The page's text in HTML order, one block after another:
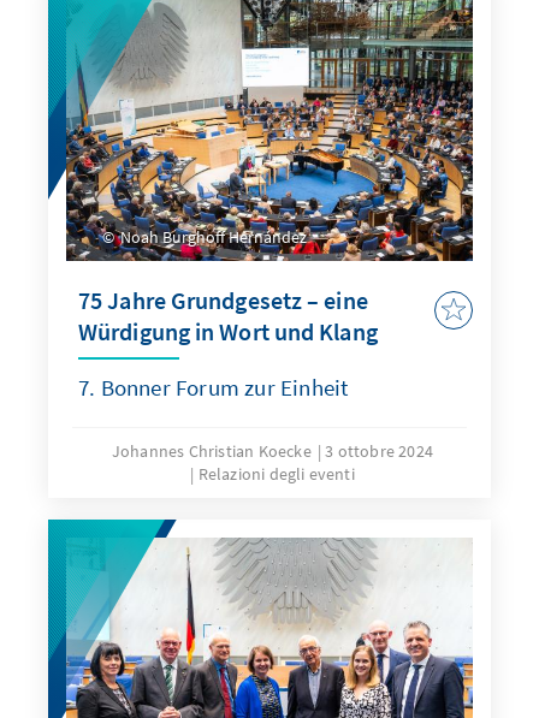
Noah Burghoff Hernández
75 Jahre Grundgesetz – eine
Würdigung in Wort und Klang
7. Bonner Forum zur Einheit
Johannes Christian Koecke
3 ottobre 2024
Relazioni degli eventi